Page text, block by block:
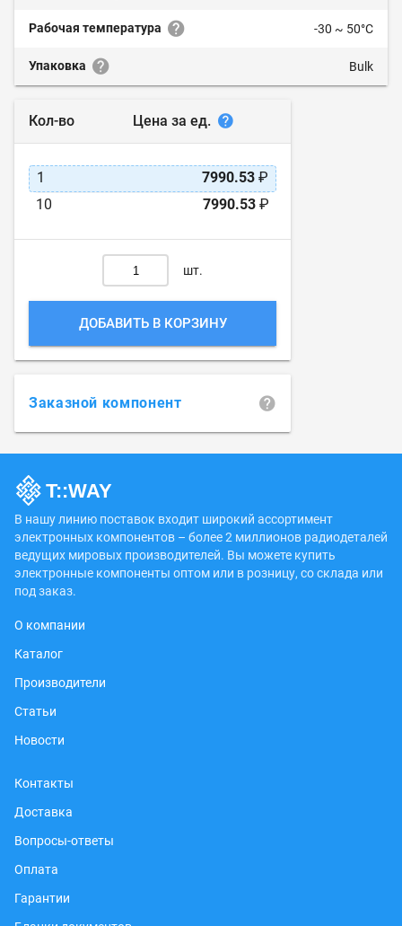
Рабочая температура -30 ~ 50°C
Упаковка Bulk
Кол-во Цена за ед.
1 7990.53 ₽
10
7990.53 ₽
шт.
ДОБАВИТЬ В КОРЗИНУ
Заказной компонент
В нашу линию поставок входит широкий ассортимент
электронных компонентов – более 2 миллионов радиодеталей
ведущих мировых производителей. Вы можете купить
электронные компоненты оптом или в розницу, со склада или
под заказ.
О компании
Каталог
Производители
Статьи
Новости
Контакты
Доставка
Вопросы-ответы
Оплата
Гарантии